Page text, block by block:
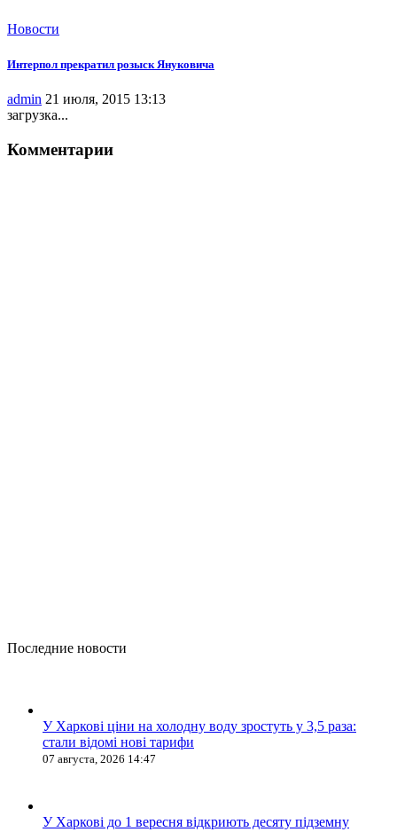
Новости
Интерпол прекратил розыск Януковича
admin 21 июля, 2015 13:13
загрузка...
Комментарии
Последние новости
У Харкові ціни на холодну воду зростуть у 3,5 раза:
стали відомі нові тарифи
07 августа, 2026 14:47
У Харкові до 1 вересня відкриють десяту підземну